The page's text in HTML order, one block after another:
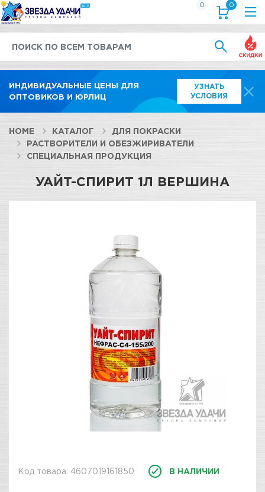
ИНДИВИДУАЛЬНЫЕ ЦЕНЫ ДЛЯ
ОПТОВИКОВ И ЮРЛИЦ
УЗНАТЬ
УСЛОВИЯ
0 0
HOME КАТАЛОГ
ДЛЯ ПОКРАСКИ
РАСТВОРИТЕЛИ И ОБЕЗЖИРИВАТЕЛИ
СПЕЦИАЛЬНАЯ ПРОДУКЦИЯ
УАЙТ-СПИРИТ 1Л ВЕРШИНА
Код товара: 4607019161850 В НАЛИЧИИ